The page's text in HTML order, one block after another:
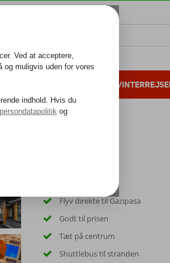
25 års erfaring
Flyv direkte til Gazipasa
Godt til prisen
Tæt på centrum
Shuttlebus til stranden